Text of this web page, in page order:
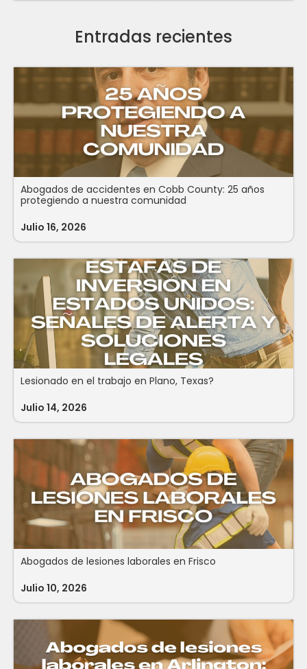
Entradas recientes
Abogados de accidentes en Cobb County: 25 años
protegiendo a nuestra comunidad
Julio 16, 2026
Lesionado en el trabajo en Plano, Texas?
Julio 14, 2026
Abogados de lesiones laborales en Frisco
Julio 10, 2026